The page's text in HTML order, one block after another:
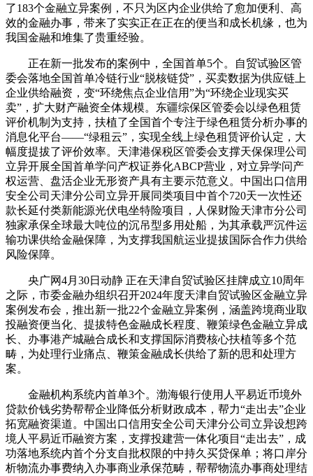
了183个金融立异案例，不只为区内企业供给了愈加便利、高
效的金融办事，带来了实实正在正在的便当和成长机缘，也为
我国金融和堆集了贵重经验。
正在新一批发布的案例中，全国首单5个。自贸试验区管
委会落地全国首单冷链行业“脱核链贷”，买卖数据为供应链上
企业供给融资，变“环绕焦点企业信用”为“环绕企业现实买
卖”，扩大财产融资全体规模。东疆综保区管委会以绿色租赁
评价机制为支持，扶植了全国首个专注于绿色租赁分析办事的
消息化平台——“绿租云”，实现全线上绿色租赁评价认定，大
幅度提拔了评价效率。天津港保税区管委会支撑天保保理公司
立异开展全国首单学问产权证券化ABCP营业，对立异学问产
权运营、盘活企业无形资产具有主要示范意义。中国出口信用
安全公司天津分公司立异开展同类项目中首个720天一次性还
款长延付类新能源光伏电坐特险项目，人保财险天津市分公司
独家承保全球最大吨位的沉吊型多用处船，为其承载严沉件运
输功课供给金融保障，为支撑我国航运业提拔国际合作力供给
风险保障。
央广网4月30日动静 正在天津自贸试验区挂牌成立10周年
之际，市委金融办组织召开2024年度天津自贸试验区金融立异
案例发布会，推出新一批22个金融立异案例，涵盖跨境商业取
投融资便当化、提拔特色金融成长程度、鞭策绿色金融立异成
长、办事港产城融合成长和支撑国际消费核心扶植等多个范
畴，为处理行业痛点、鞭策金融成长供给了新的思和处理方
案。
金融机构系统内首单3个。渤海银行使用人平易近币境外
贷款价钱劣势帮帮企业降低分析财政成本，帮力“走出去”企业
拓宽融资渠道。中国出口信用安全公司天津分公司立异设想跨
境人平易近币融资方案，支撑投建营一体化项目“走出去”，成
功落地系统内首个分支自批权限的中持久买贷保单；将口岸分
析物流办事费纳入办事商业承保范畴，帮帮物流办事商处理结